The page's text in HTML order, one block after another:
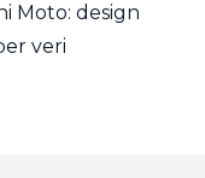
Moto: design
veri